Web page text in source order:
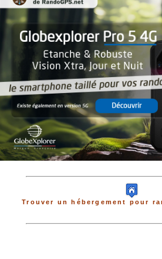
Trouver un hébergement pour